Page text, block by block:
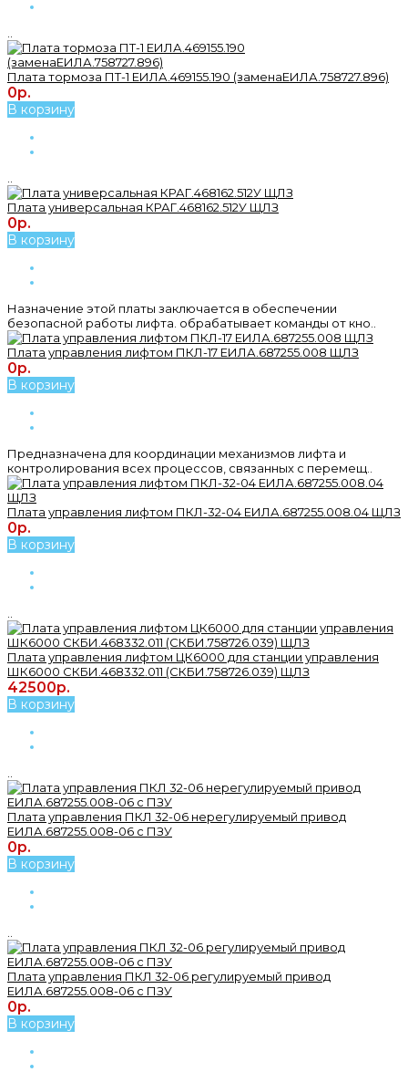
Плата тормоза ПТ-1 ЕИЛА.469155.190 (заменаЕИЛА.758727.896)
0р.
В корзину
Плата универсальная КРАГ.468162.512У ЩЛЗ
0р.
В корзину
Назначение этой платы заключается в обеспечении
безопасной работы лифта. обрабатывает команды от кно..
Плата управления лифтом ПКЛ-17 ЕИЛА.687255.008 ЩЛЗ
0р.
В корзину
Предназначена для координации механизмов лифта и
контролирования всех процессов, связанных с перемещ..
Плата управления лифтом ПКЛ-32-04 ЕИЛА.687255.008.04 ЩЛЗ
0р.
В корзину
Плата управления лифтом ЦК6000 для станции управления
ШК6000 СКБИ.468332.011 (СКБИ.758726.039) ЩЛЗ
42500р.
В корзину
Плата управления ПКЛ 32-06 нерегулируемый привод
ЕИЛА.687255.008-06 с ПЗУ
0р.
В корзину
Плата управления ПКЛ 32-06 регулируемый привод
ЕИЛА.687255.008-06 с ПЗУ
0р.
В корзину